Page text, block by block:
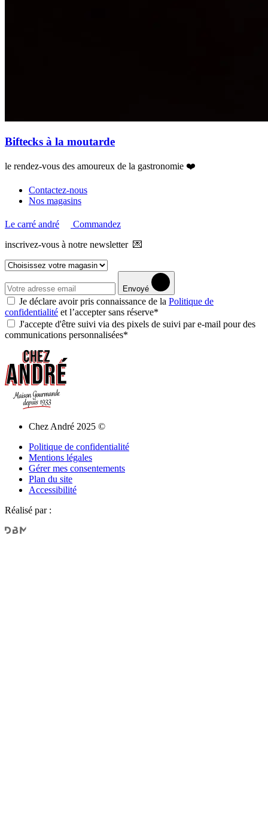
Biftecks à la moutarde
le rendez-vous des amoureux de la gastronomie ❤️
Contactez-nous
Nos magasins
Le carré andré
Commandez
inscrivez-vous à notre newsletter 💌
Envoyé
Je déclare avoir pris connaissance de la Politique de
confidentialité et l’accepter sans réserve*
J'accepte d'être suivi via des pixels de suivi par e-mail pour des
communications personnalisées*
Chez André 2025 ©
Politique de confidentialité
Mentions légales
Gérer mes consentements
Plan du site
Accessibilité
Réalisé par :